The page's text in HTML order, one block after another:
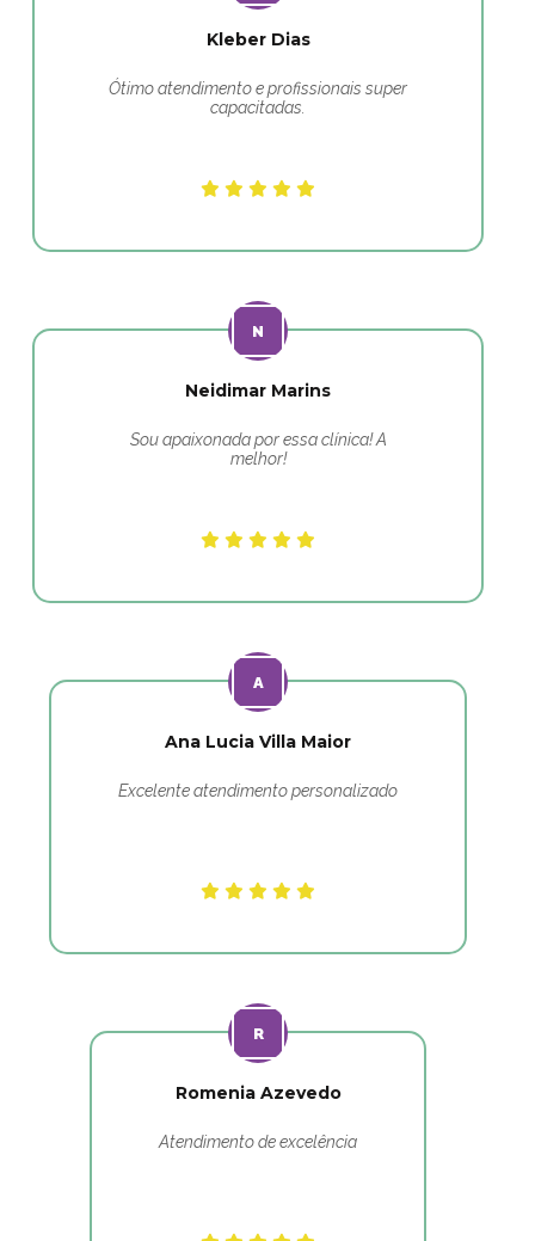
Kleber Dias
Ótimo atendimento e profissionais super
capacitadas.
Neidimar Marins
Sou apaixonada por essa clínica! A
melhor!
Ana Lucia Villa Maior
Excelente atendimento personalizado
Romenia Azevedo
Atendimento de excelência